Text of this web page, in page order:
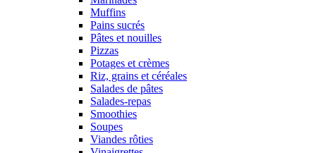
Muffins
Pains sucrés
Pâtes et nouilles
Pizzas
Potages et crèmes
Riz, grains et céréales
Salades de pâtes
Salades-repas
Smoothies
Soupes
Viandes rôties